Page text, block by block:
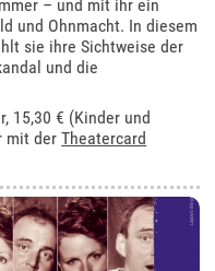
– und mit ihr ein
und Ohnmacht. In diesem
sie ihre Sichtweise der
und die
, 15,30 € (Kinder und
mit derTheatercard